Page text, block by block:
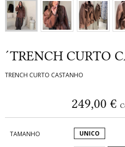
´TRENCH CURTO
TRENCH CURTO CASTANHO
249,00 €
TAMANHO UNICO